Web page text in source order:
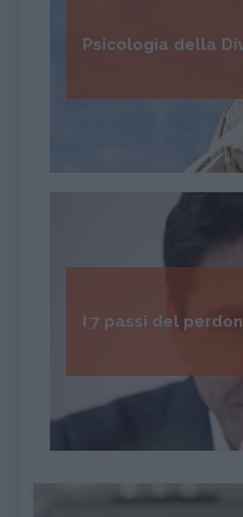
Psicologia della
I 7 passi del